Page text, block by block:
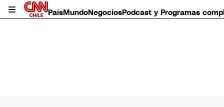
PaísMundoNegociosPodcast y Programas